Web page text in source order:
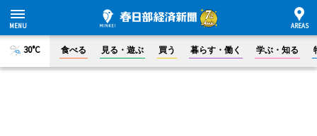
30°C 食べる 見る・遊ぶ 買う 暮らす・働く 学ぶ・知る